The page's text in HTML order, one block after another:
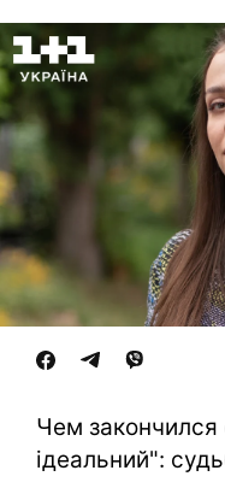
Чем закончился
ідеальний":